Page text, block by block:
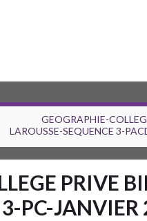
GEOGRAPHIE-
LAROUSSE-SEQUENCE 3-
PRIVE
PC-JANVIER